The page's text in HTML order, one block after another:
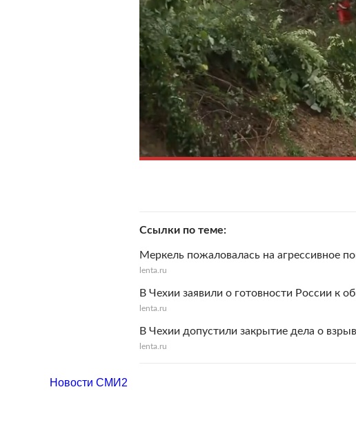
Ссылки по теме
Меркель пожаловалась на агрессивное
lenta.ru
В Чехии заявили о готовности России к
lenta.ru
В Чехии допустили закрытие дела о
lenta.ru
Новости СМИ2